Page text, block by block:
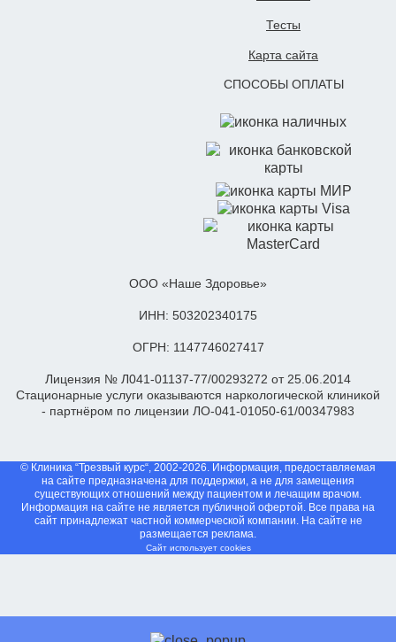
Тесты
Карта сайта
СПОСОБЫ ОПЛАТЫ
ООО «Наше Здоровье»
ИНН: 503202340175
ОГРН: 1147746027417
Лицензия № Л041-01137-77/00293272 от 25.06.2014
Стационарные услуги оказываются наркологической клиникой
- партнёром по лицензии ЛО-041-01050-61/00347983
© Клиника “Трезвый курс“, 2002-2026. Информация, предоставляемая
на сайте предназначена для поддержки, а не для замещения
существующих отношений между пациентом и лечащим врачом.
Информация на сайте не является публичной офертой. Все права на
сайт принадлежат частной коммерческой компании. На сайте не
размещается реклама.
Сайт использует cookies